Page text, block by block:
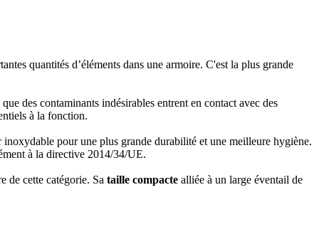
quantités d’éléments dans une armoire. C'est la plus grande
des contaminants indésirables entrent en contact avec des
à la fonction.
pour une plus grande durabilité et une meilleure hygiène.
à la directive 2014/34/UE.
de cette catégorie. Sa taille compacte alliée à un large éventail de